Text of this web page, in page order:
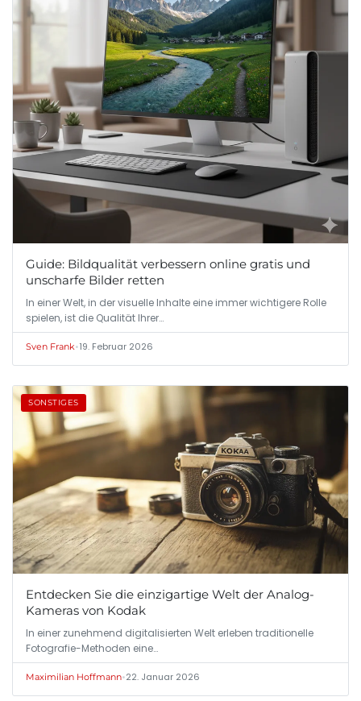
Guide: Bildqualität verbessern online gratis und
unscharfe Bilder retten
In einer Welt, in der visuelle Inhalte eine immer wichtigere Rolle
spielen, ist die Qualität Ihrer…
Sven Frank•19. Februar 2026
SONSTIGES
Entdecken Sie die einzigartige Welt der Analog-
Kameras von Kodak
In einer zunehmend digitalisierten Welt erleben traditionelle
Fotografie-Methoden eine…
Maximilian Hoffmann•22. Januar 2026